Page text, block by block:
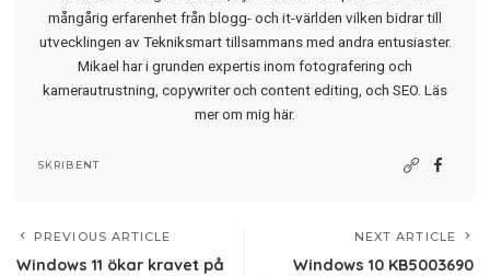
mångårig erfarenhet från blogg- och it-världen vilken bidrar till
utvecklingen av Tekniksmart tillsammans med andra entusiaster.
Mikael har i grunden expertis inom fotografering och
kamerautrustning, copywriter och content editing, och SEO. Läs
mer om mig här.
SKRIBENT
PREVIOUS ARTICLE
Windows 11 ökar kravet på
NEXT ARTICLE
Windows 10 KB5003690